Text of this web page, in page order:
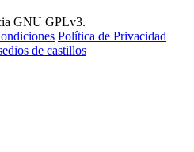
GNU GPLv3.
Política de Privacidad
de castillos